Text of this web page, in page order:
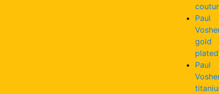
Paul
gold
plated
Paul